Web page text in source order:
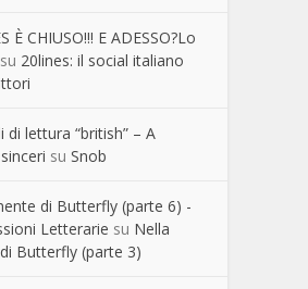
È CHIUSO!!! E ADESSO?Lo
su 20lines: il social italiano
di lettura “british” – A
su Snob
di Butterfly (parte 6) -
Letterarie su Nella
Butterfly (parte 3)